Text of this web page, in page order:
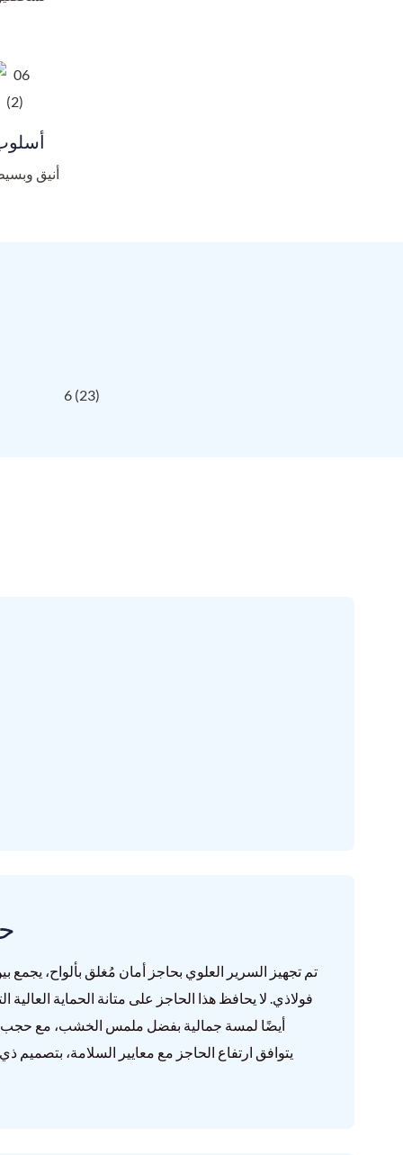
أنيق
تم تجهيز السرير العلوي بحاجز أمان مُغلق بألواح،
فولاذي. لا يحافظ هذا الحاجز على متانة الحماية
أيضًا لمسة جمالية بفضل ملمس الخشب، مع حجب
يتوافق ارتفاع الحاجز مع معايير السلامة،